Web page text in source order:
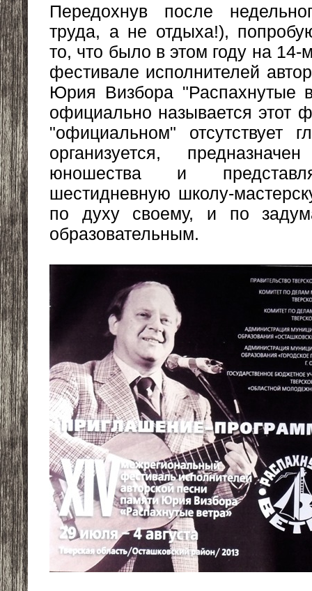
Передохнув после
труда, а не отдыха!),
то, что было в этом году на
фестивале исполнителей
Юрия Визбора "Распахнутые
официально называется этот
"официальном" отсутствует
организуется,
юношества и
шестидневную школу-
по духу своему, и по
образовательным.